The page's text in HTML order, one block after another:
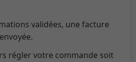
validées, une facture
régler votre commande soit